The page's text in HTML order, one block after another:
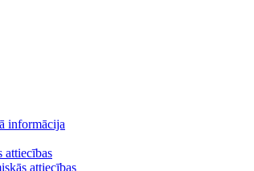
informācija
attiecības
attiecības